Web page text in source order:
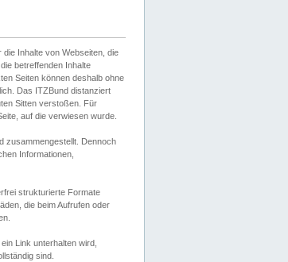
Inhalte von Webseiten, die
betreffenden Inhalte
Seiten können deshalb ohne
Das ITZBund distanziert
Sitten verstoßen. Für
auf die verwiesen wurde.
zusammengestellt. Dennoch
Informationen,
strukturierte Formate
die beim Aufrufen oder
Link unterhalten wird,
sind.